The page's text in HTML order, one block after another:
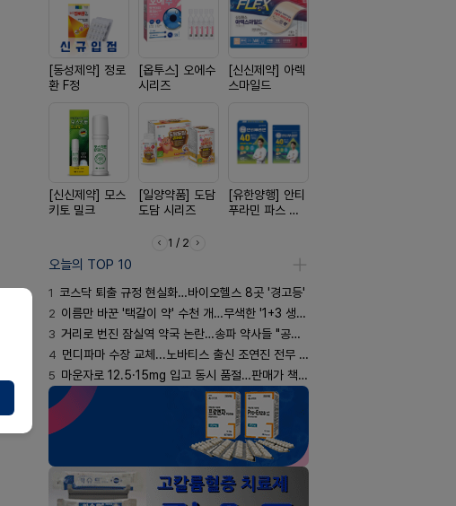
[동성제약] 정로
환 F정
[옵투스] 오에수
시리즈
[신신제약] 아렉
스마일드
[신신제약] 모스
키토 밀크
[일양약품] 도담
도담 시리즈
[유한양행] 안티
푸라민 파스 시
1 / 2
오늘의 TOP 10
1 코스닥 퇴출 규정 현실화…바이오헬스 8곳 '경고등'
2 이름만 바꾼 '택갈이 약' 수천 개…무색한 '1+3 생동'
3 거리로 번진 잠실역 약국 논란…송파 약사들 "공공성 훼손"
4 먼디파마 수장 교체...노바티스 출신 조연진 전무 내정
5 마운자로 12.5·15mg 입고 동시 품절…판매가 책정 고심